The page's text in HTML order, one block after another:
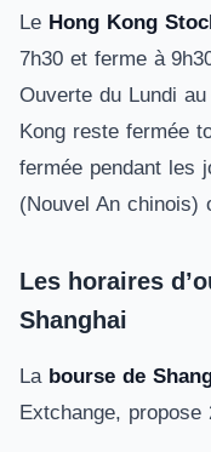
Le Hong Kong
7h30 et ferme à
Ouverte du Lundi
Kong reste fermée
fermée pendant les
(Nouvel An chinois)
Les horaires
Shanghai
La bourse de
Extchange, propose